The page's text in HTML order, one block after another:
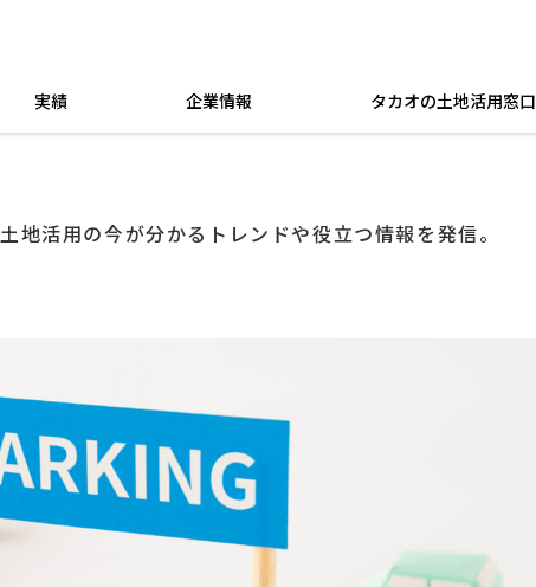
実績 企業情報 タカオの土地活用窓口
土地活用の今が分かるトレンドや役立つ情報を発信。